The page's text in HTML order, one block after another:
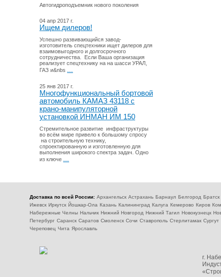
Автогидроподъемник нового поколения
04 апр 2017 г.
Ищем дилеров!
Успешно развивающийся завод-
изготовитель спецтехники ищет дилеров для
взаимовыгодного и долгосрочного
сотрудничества. Если Ваша организация
реализует спецтехнику на на шасси УРАЛ,
ГАЗ и&nbs ...
25 янв 2017 г.
Многофункциональный бортовой
автомобиль КАМАЗ 43118 с
крано-манипуляторной
установкой ИНМАН ИМ 150
Стремительное развитие инфраструктуры
во всём мире привело к большому спросу
на строительную технику,
спроектированную и изготовленную для
выполнения широкого спектра задач. Одно
из ключе ...
Доставка по всей России: Архангельск Астрахань Барнаул Белгород Братск
Ижевск Иркутск Йошкар-Ола Казань Калининград Калуга Кемерово Киров
Набережные Челны Нальчик Нижний Новгород Нижний Тагил Новокузнецк
Петербург Саранск Саратов Смоленск Сочи Ставрополь Стерлитамак Сургут
Череповец Чита Ярославль
г.